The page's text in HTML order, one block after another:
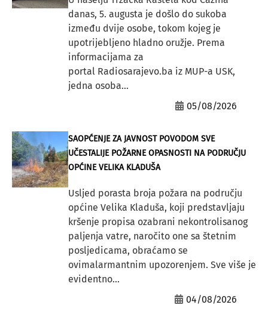
danas, 5. augusta je došlo do sukoba
između dvije osobe, tokom kojeg je
upotrijebljeno hladno oružje. Prema
informacijama za
portal Radiosarajevo.ba iz MUP-a USK,
jedna osoba...
05/08/2026
SAOPĆENJE ZA JAVNOST POVODOM SVE
UČESTALIJE POŽARNE OPASNOSTI NA PODRUČJU
OPĆINE VELIKA KLADUŠA
Usljed porasta broja požara na području
općine Velika Kladuša, koji predstavljaju
kršenje propisa ozabrani nekontrolisanog
paljenja vatre, naročito one sa štetnim
posljedicama, obraćamo se
ovimalarmantnim upozorenjem. Sve više je
evidentno...
04/08/2026